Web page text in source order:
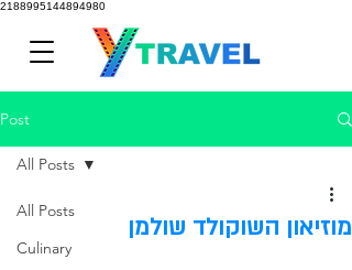
2188995144894980
Post
All Posts
Culinary
All Posts
מוזיאון השוקולד שולמן